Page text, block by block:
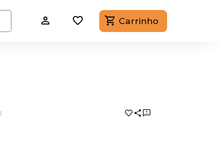
Carrinho